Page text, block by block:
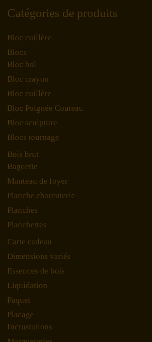
Catégories de produits
Bloc cuillère
Blocs
Bloc bol
Bloc crayon
Bloc cuillère
Bloc Poignée Couteau
Bloc sculpture
Blocs tournage
Bois brut
Baguette
Manteau de foyer
Planche charcuterie
Planches
Planchettes
Carte cadeau
Dimensions variés
Essences de bois
Liquidation
Paquet
Placage
Incrustations